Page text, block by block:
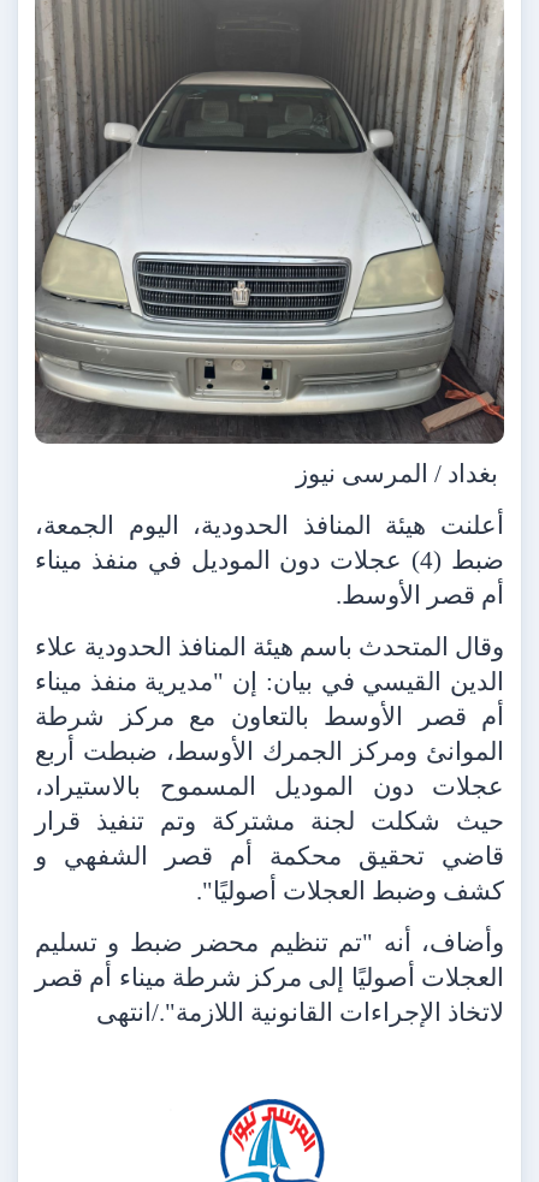
بغداد / المرسى نيوز
أعلنت هيئة المنافذ الحدودية، اليوم الجمعة،
ضبط (4) عجلات دون الموديل في منفذ ميناء
أم قصر الأوسط.
وقال المتحدث باسم هيئة المنافذ الحدودية علاء
الدين القيسي في بيان: إن "مديرية منفذ ميناء
أم قصر الأوسط بالتعاون مع مركز شرطة
الموانئ ومركز الجمرك الأوسط، ضبطت أربع
عجلات دون الموديل المسموح بالاستيراد،
حيث شكلت لجنة مشتركة وتم تنفيذ قرار
قاضي تحقيق محكمة أم قصر الشفهي و
كشف وضبط العجلات أصوليًا".
وأضاف، أنه "تم تنظيم محضر ضبط و تسليم
العجلات أصوليًا إلى مركز شرطة ميناء أم قصر
لاتخاذ الإجراءات القانونية اللازمة"./انتهى